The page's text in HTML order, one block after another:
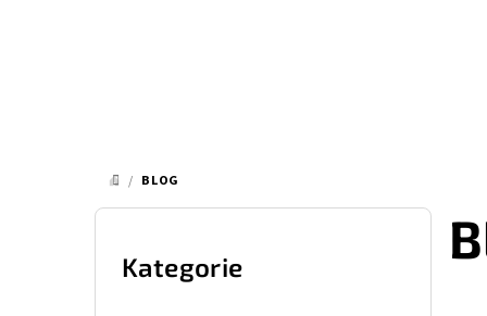
DOMŮ
/ BLOG
P
Přeskočit
kategorie
Kategorie